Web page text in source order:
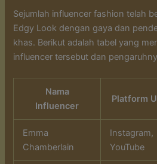
Sejumlah influencer fashion telah
Edgy Look dengan gaya dan
khas. Berikut adalah tabel yang
influencer tersebut dan
Nama
Influencer
Platform
Emma
Chamberlain
Instagram,
YouTube